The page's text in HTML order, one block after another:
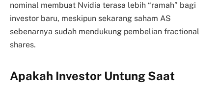
nominal membuat Nvidia terasa lebih “ramah” bagi
investor baru, meskipun sekarang saham AS
sebenarnya sudah mendukung pembelian fractional
shares.
Apakah Investor Untung Saat